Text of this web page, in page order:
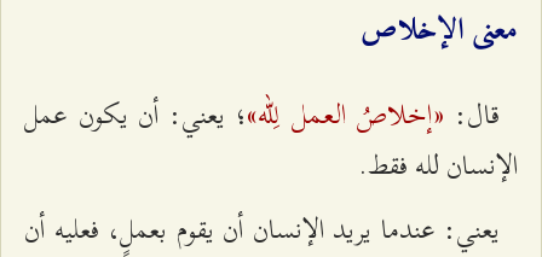
معنى الإخلاص
قال: «إخلاصُ العمل لِلّه»؛ يعني: أن يكون عمل
الإنسان لله فقط.
يعني: عندما يريد الإنسان أن يقوم بعملٍ، فعليه أن